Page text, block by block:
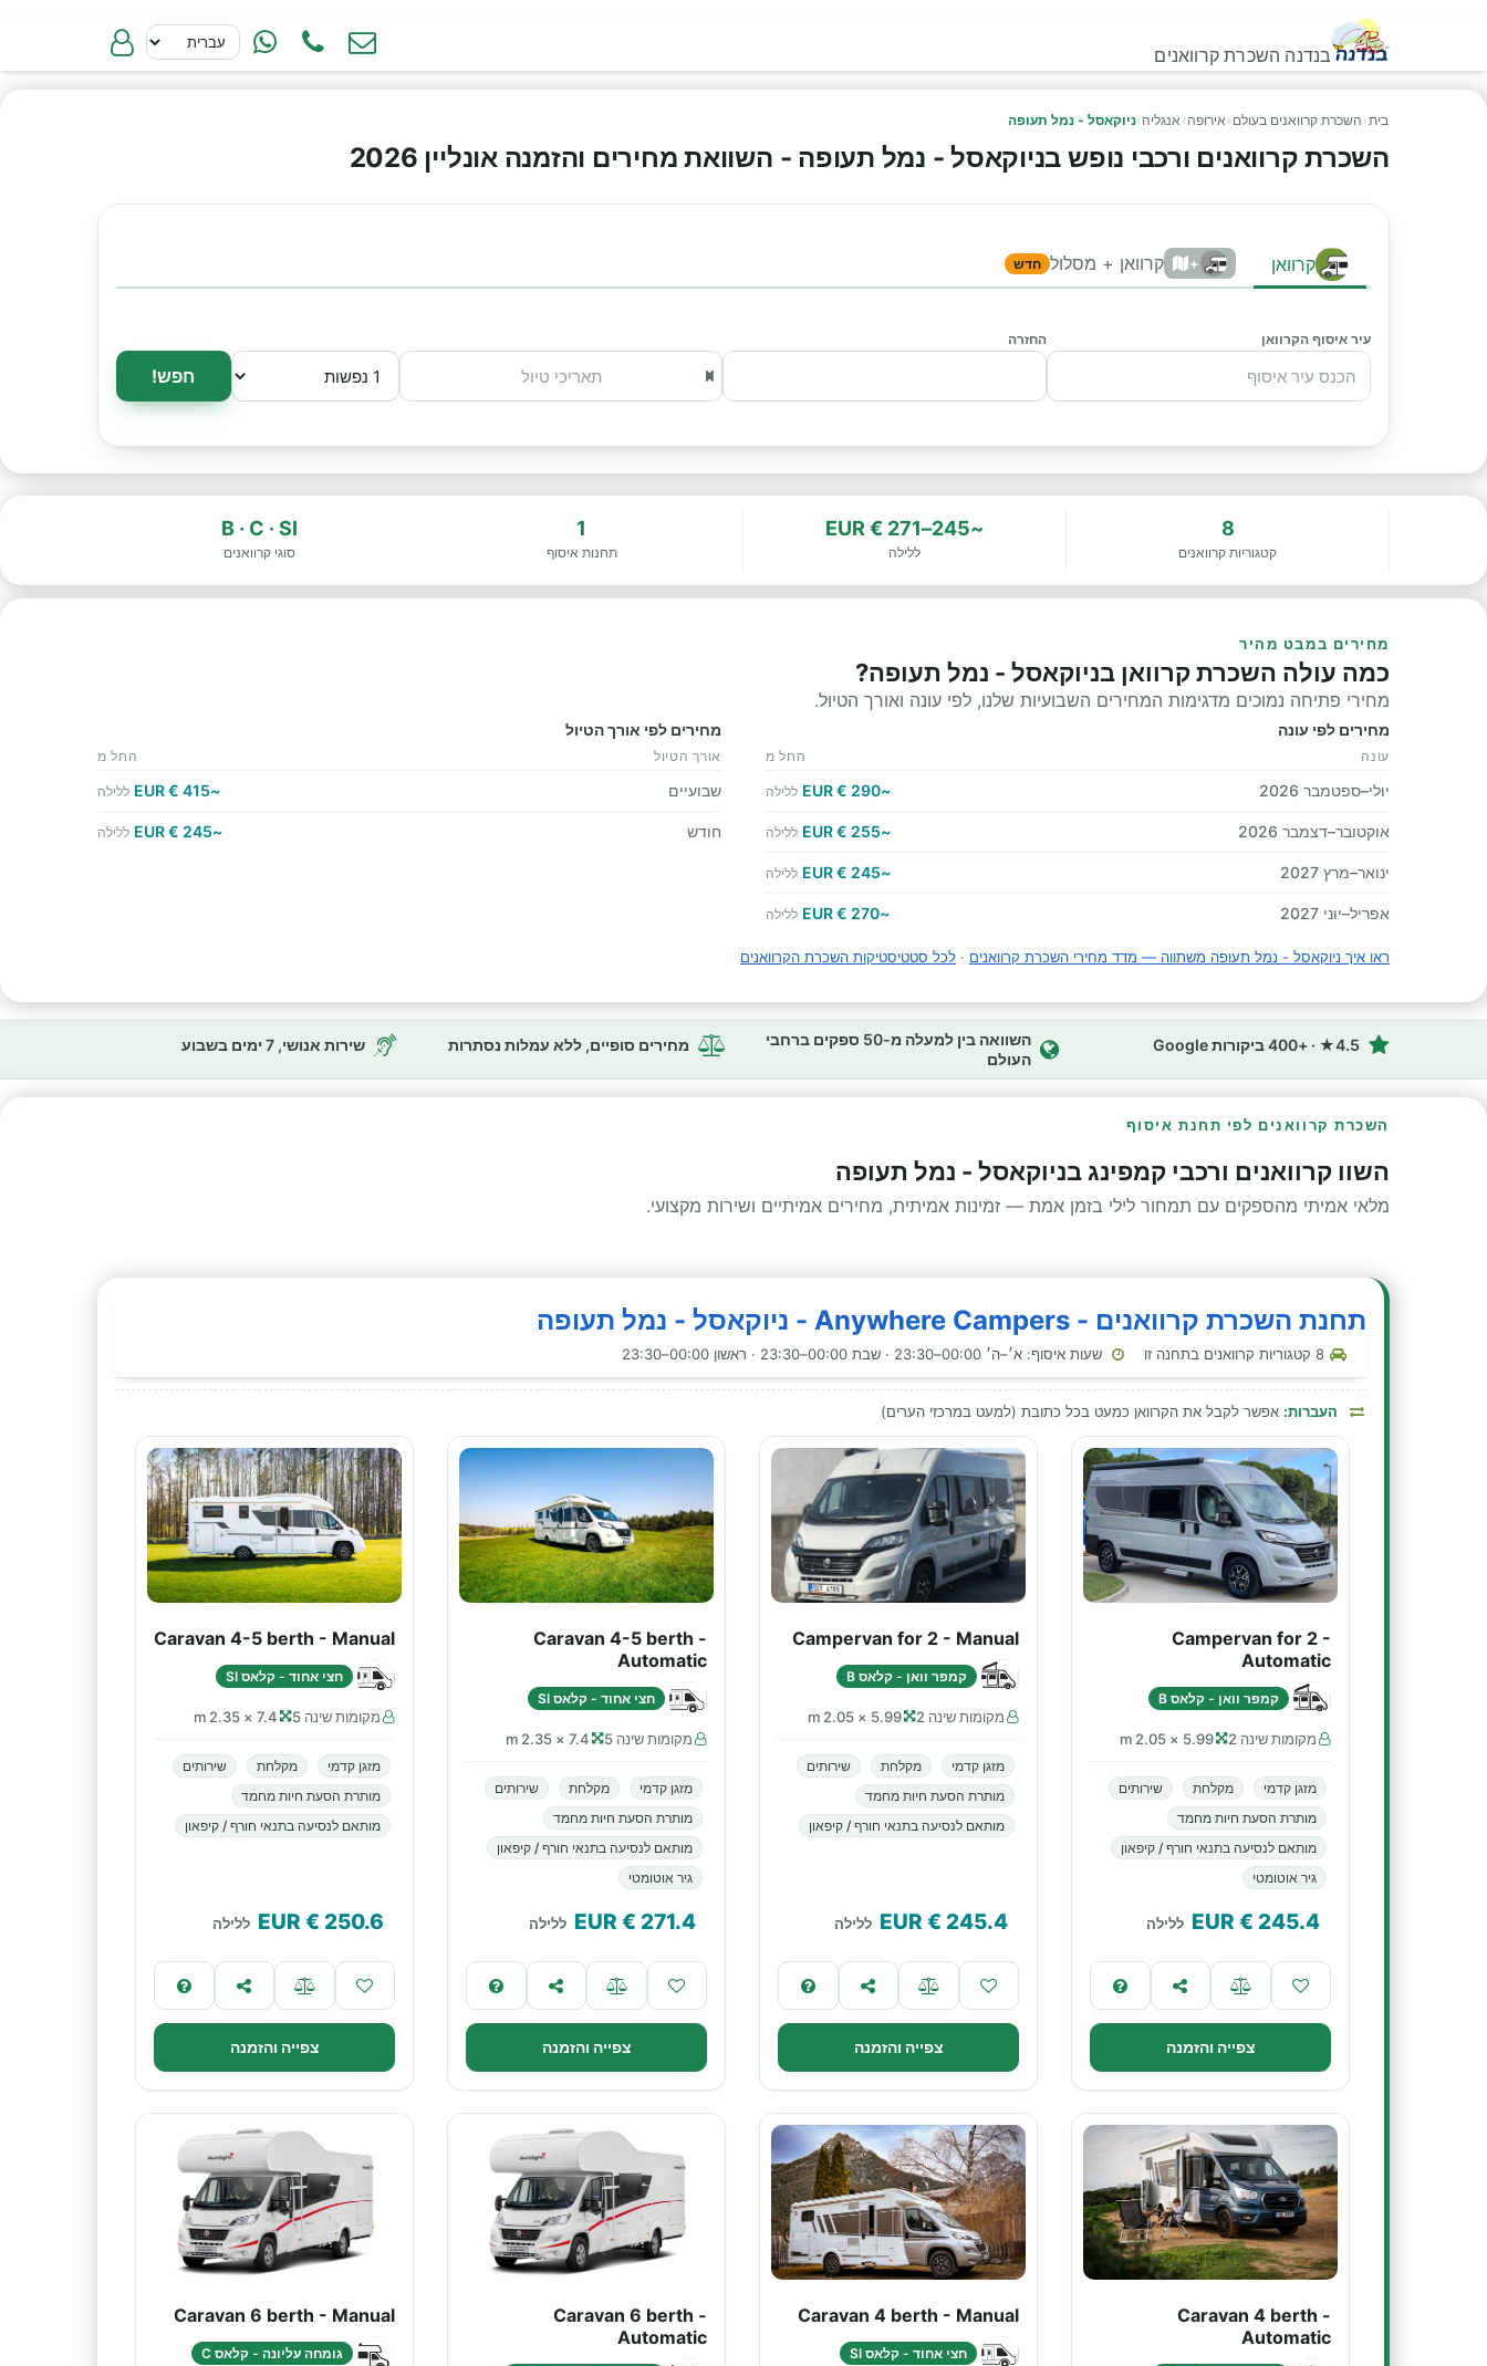
בנדנה השכרת קרוואנים
בית› השכרת קרוואנים בעולם › אירופה › אנגליה ›ניוקאסל - נמל תעופה
השכרת קרוואנים ורכבי נופש בניוקאסל - נמל תעופה - השוואת מחירים והזמנה אונליין 2026
קרוואן + קרוואן + מסלול חדש
עיר איסוף הקרוואן החזרה
חפש!
8
קטגוריות קרוואנים
~245–271 € EUR
ללילה
1
תחנות איסוף
B · C · SI
סוגי קרוואנים
מחירים במבט מהיר
כמה עולה השכרת קרוואן בניוקאסל - נמל תעופה?
מחירי פתיחה נמוכים מדגימות המחירים השבועיות שלנו, לפי עונה ואורך הטיול.
מחירים לפי עונה
עונה החל מ
יולי–ספטמבר 2026 ~290 € EUR ללילה
אוקטובר–דצמבר 2026 ~255 € EUR ללילה
ינואר–מרץ 2027 ~245 € EUR ללילה
אפריל–יוני 2027 ~270 € EUR ללילה
מחירים לפי אורך הטיול
אורך הטיול החל מ
שבועיים ~415 € EUR ללילה
חודש ~245 € EUR ללילה
ראו איך ניוקאסל - נמל תעופה משתווה — מדד מחירי השכרת קרוואנים · לכל סטטיסטיקות השכרת הקרוואנים
4.5★ · +400 ביקורות Google
השוואה בין למעלה מ-50 ספקים ברחבי
העולם
מחירים סופיים, ללא עמלות נסתרות שירות אנושי, 7 ימים בשבוע
השכרת קרוואנים לפי תחנת איסוף
השוו קרוואנים ורכבי קמפינג בניוקאסל - נמל תעופה
מלאי אמיתי מהספקים עם תמחור לילי בזמן אמת — זמינות אמיתית, מחירים אמיתיים ושירות מקצועי.
תחנת השכרת קרוואנים - Anywhere Campers - ניוקאסל - נמל תעופה
שעות איסוף: א׳–ה׳ 00:00–23:30 · שבת 00:00–23:30 · ראשון 00:00–23:30
העברות: אפשר לקבל את הקרוואן כמעט בכל כתובת (למעט במרכזי הערים)
Campervan for 2 -
Automatic
קמפר וואן - קלאס B
מקומות שינה 2 5.99 × 2.05 m
מזגן קדמי מקלחת
שירותים
מותרת הסעת חיות מחמד
מותאם לנסיעה בתנאי חורף / קיפאון
גיר אוטומטי
245.4
€ EUR ללילה
צפייה והזמנה
Campervan for 2 - Manual
קמפר וואן - קלאס B
מקומות שינה 2 5.99 × 2.05 m
מזגן קדמי מקלחת
שירותים
מותרת הסעת חיות מחמד
מותאם לנסיעה בתנאי חורף / קיפאון
245.4
€ EUR ללילה
צפייה והזמנה
Caravan 4-5 berth -
Automatic
חצי אחוד - קלאס SI
מקומות שינה 5 7.4 × 2.35 m
מזגן קדמי מקלחת
שירותים
מותרת הסעת חיות מחמד
מותאם לנסיעה בתנאי חורף / קיפאון
גיר אוטומטי
271.4
€ EUR ללילה
צפייה והזמנה
Caravan 4-5 berth - Manual
חצי אחוד - קלאס SI
מקומות שינה 5 7.4 × 2.35 m
מזגן קדמי מקלחת
שירותים
מותרת הסעת חיות מחמד
מותאם לנסיעה בתנאי חורף / קיפאון
250.6
€ EUR ללילה
צפייה והזמנה
Caravan 4 berth -
Automatic
Caravan 4 berth - Manual
חצי אחוד - קלאס SI
Caravan 6 berth -
Automatic
Caravan 6 berth - Manual
גומחה עליונה - קלאס C